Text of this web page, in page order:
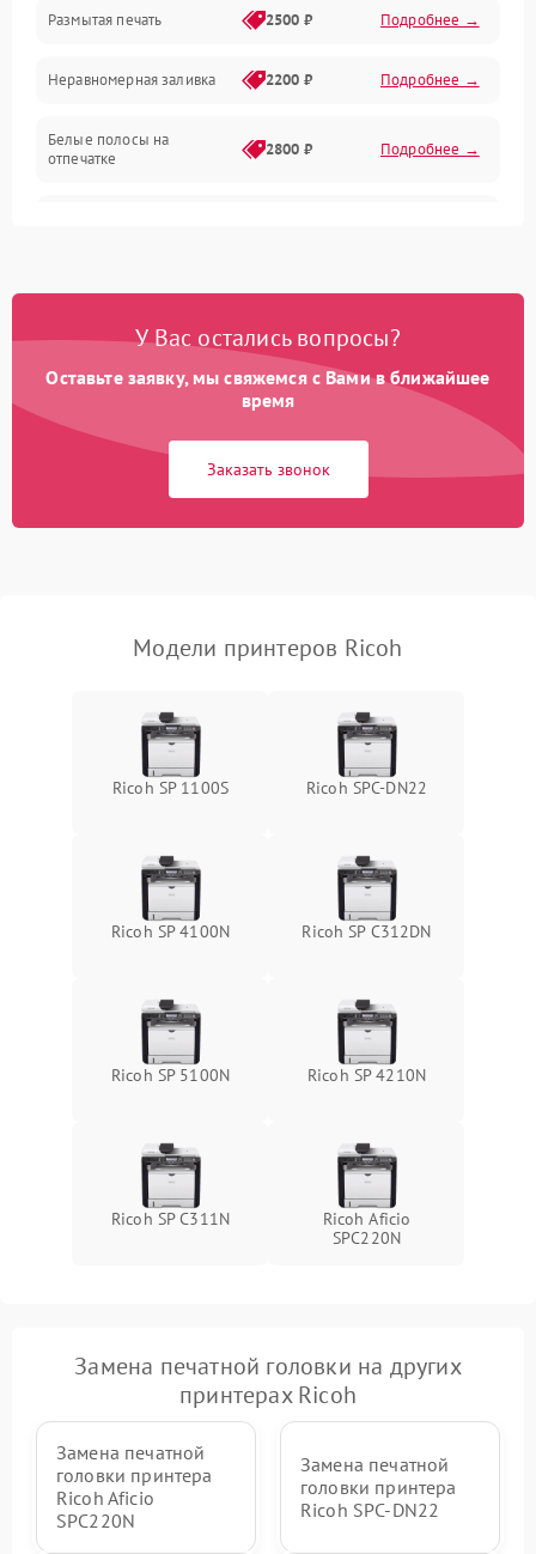
Панель управления и индикация
Режим работы
Питание и запуск
Размытая печать 2500 ₽ Подробнее →
Неравномерная заливка 2200 ₽ Подробнее →
Белые полосы на
отпечатке
2800 ₽ Подробнее →
У Вас остались вопросы?
Оставьте заявку, мы свяжемся с Вами в ближайшее
время
Заказать звонок
Модели принтеров Ricoh
Ricoh SP 1100S Ricoh SPC-DN22
Ricoh SP 4100N Ricoh SP C312DN
Ricoh SP 5100N Ricoh SP 4210N
Ricoh SP C311N
Ricoh Aficio
SPC220N
Замена печатной головки на других
принтерах Ricoh
Замена печатной
головки принтера
Ricoh Aficio
SPC220N
Замена печатной
головки принтера
Ricoh SPC-DN22